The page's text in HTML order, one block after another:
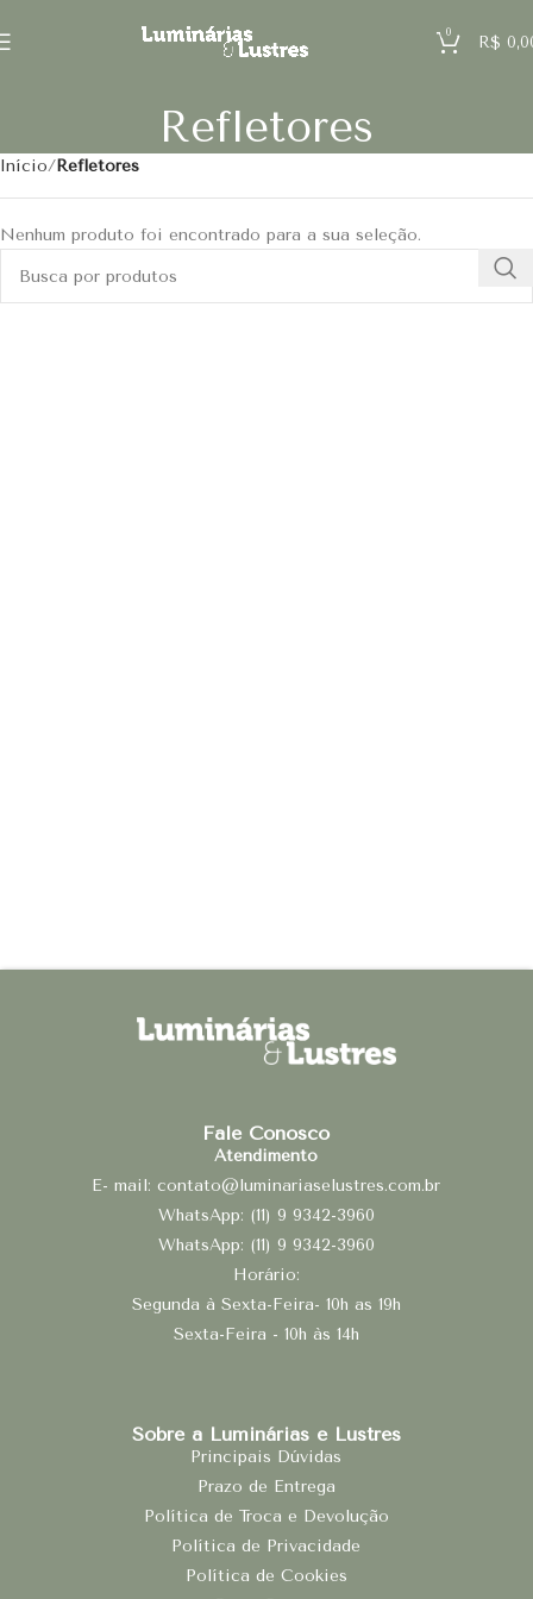
0
R$
Refletores
Início Refletores
Nenhum produto foi encontrado para a sua seleção.
Fale Conosco
Atendimento
E- mail: contato@luminariaselustres.com.br
WhatsApp: (11) 9 9342-3960
WhatsApp: (11) 9 9342-3960
Horário:
Segunda à Sexta-Feira- 10h as 19h
Sexta-Feira - 10h às 14h
Sobre a Luminárias e Lustres
Principais Dúvidas
Prazo de Entrega
Política de Troca e Devolução
Política de Privacidade
Política de Cookies